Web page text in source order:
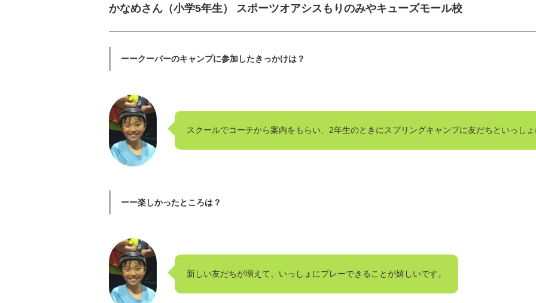
かなめさん（小学5年生） スポーツオアシスもりのみやキューズモール校
ーークーバーのキャンプに参加したきっかけは？
スクールでコーチから案内をもらい、2年生のときにスプリングキャンプに友だちといっしょ
ーー楽しかったところは？
新しい友だちが増えて、いっしょにプレーできることが嬉しいです。